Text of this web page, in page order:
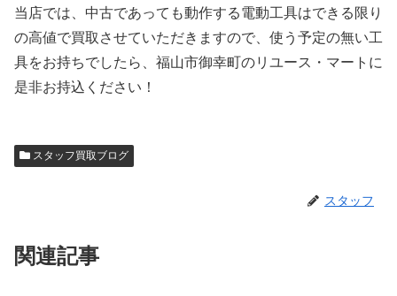
当店では、中古であっても動作する電動工具はできる限り
の高値で買取させていただきますので、使う予定の無い工
具をお持ちでしたら、福山市御幸町のリユース・マートに
是非お持込ください！
スタッフ買取ブログ
スタッフ
関連記事